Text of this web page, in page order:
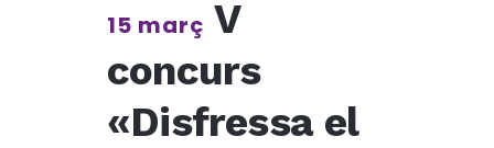
15 març V
concurs
«Disfressa el